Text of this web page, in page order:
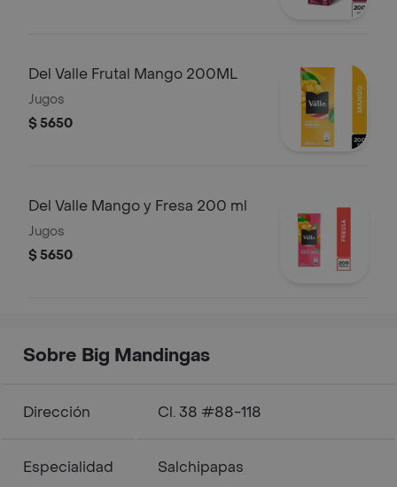
Del Valle Frutal Mango 200ML
Jugos
$ 5650
Del Valle Mango y Fresa 200 ml
Jugos
$ 5650
Sobre Big Mandingas
Dirección Cl. 38 #88-118
Especialidad Salchipapas